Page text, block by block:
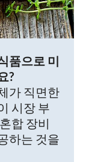
품으로 미
?
가 직면한
시장 부
합 장비
하는 것을